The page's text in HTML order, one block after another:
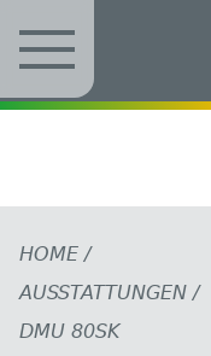
HOME /
AUSSTATTUNGEN /
DMU 80SK